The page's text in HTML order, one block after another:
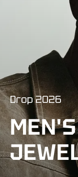
Drop 2026
MEN'S